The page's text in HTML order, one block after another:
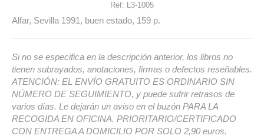
Ref: L3-1005
Alfar, Sevilla 1991, buen estado, 159 p.
Si no se especifica en la descripción anterior, los libros no
tienen subrayados, anotaciones, firmas o defectos reseñables.
ATENCIÓN: EL ENVÍO GRATUITO ES ORDINARIO SIN
NÚMERO DE SEGUIMIENTO, y puede sufrir retrasos de
varios días. Le dejarán un aviso en el buzón PARA LA
RECOGIDA EN OFICINA. PRIORITARIO/CERTIFICADO
CON ENTREGA A DOMICILIO POR SOLO 2,90 euros.